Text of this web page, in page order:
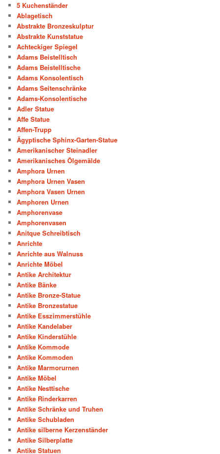
5 Kuchenständer
Ablagetisch
Abstrakte Bronzeskulptur
Abstrakte Kunststatue
Achteckiger Spiegel
Adams Beistelltisch
Adams Beistelltische
Adams Konsolentisch
Adams Seitenschränke
Adams-Konsolentische
Adler Statue
Affe Statue
Affen-Trupp
Ägyptische Sphinx-Garten-Statue
Amerikanischer Steinadler
Amerikanisches Ölgemälde
Amphora Urnen
Amphora Urnen Vasen
Amphora Vasen Urnen
Amphoren Urnen
Amphorenvase
Amphorenvasen
Anitque Schreibtisch
Anrichte
Anrichte aus Walnuss
Anrichte Möbel
Antike Architektur
Antike Bänke
Antike Bronze-Statue
Antike Bronzestatue
Antike Esszimmerstühle
Antike Kandelaber
Antike Kinderstühle
Antike Kommode
Antike Kommoden
Antike Marmorurnen
Antike Möbel
Antike Nesttische
Antike Rinderkarren
Antike Schränke und Truhen
Antike Schubladen
Antike silberne Kerzenständer
Antike Silberplatte
Antike Statuen